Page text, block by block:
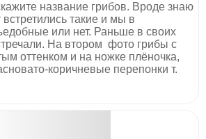
название грибов. Вроде знаю
такие и мы в
или нет. Раньше в своих
На втором фото грибы с
оттенком и на ножке плёночка,
коричневые перепонки т.